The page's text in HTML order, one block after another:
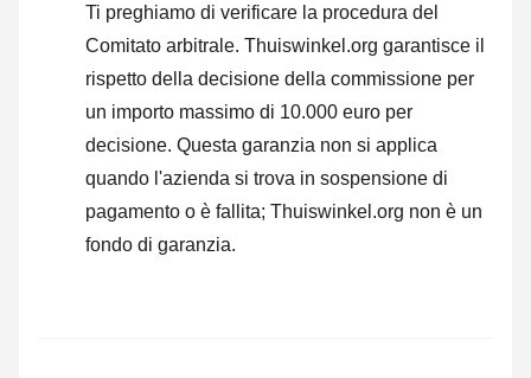
Ti preghiamo di verificare la procedura del
Comitato arbitrale. Thuiswinkel.org garantisce il
rispetto della decisione della commissione per
un importo massimo di 10.000 euro per
decisione. Questa garanzia non si applica
quando l'azienda si trova in sospensione di
pagamento o è fallita; Thuiswinkel.org non è un
fondo di garanzia.